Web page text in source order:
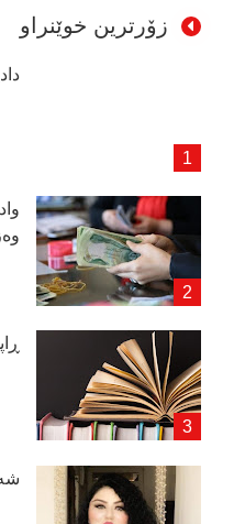
زۆرترین خوێنراو